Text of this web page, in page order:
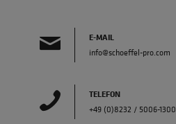
E-MAIL
info@schoeffel-pro.com
TELEFON
+49 (0)8232 / 5006-1300